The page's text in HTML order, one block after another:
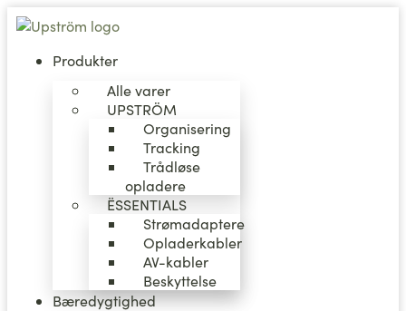
Videre
til
indholdProdukter
Alle varer
UPSTRÖM
Organisering
Tracking
Trådløse
opladere
ËSSENTIALS
Strømadaptere
Opladerkabler
AV-kabler
Beskyttelse
Bæredygtighed